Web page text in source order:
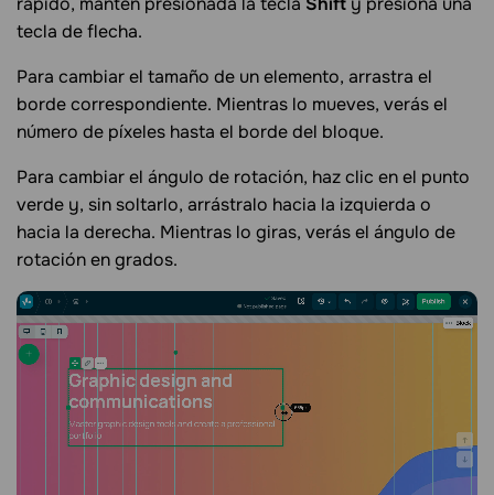
tecla de flecha.
Para cambiar el tamaño de un elemento, arrastra el
borde correspondiente. Mientras lo mueves, verás el
número de píxeles hasta el borde del bloque.
Para cambiar el ángulo de rotación, haz clic en el punto
verde y, sin soltarlo, arrástralo hacia la izquierda o
hacia la derecha. Mientras lo giras, verás el ángulo de
rotación en grados.